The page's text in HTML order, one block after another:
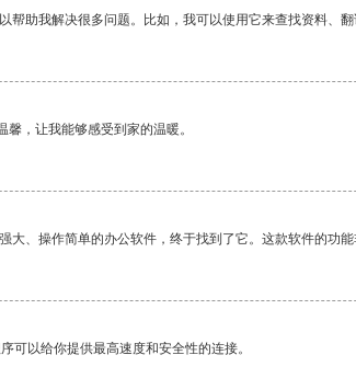
帮助我解决很多问题。比如，我可以使用它来查找资料、翻
，让我能够感受到家的温暖。
大、操作简单的办公软件，终于找到了它。这款软件的功
可以给你提供最高速度和安全性的连接。